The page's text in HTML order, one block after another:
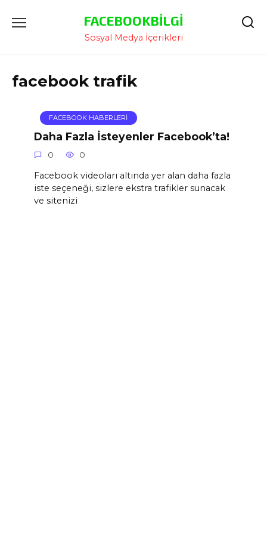
Atla
FACEBOOKBILGI
Sosyal Medya İçerikleri
facebook trafik
FACEBOOK HABERLERI
Daha Fazla İsteyenler Facebook’ta!
0 0
Facebook videoları altında yer alan daha fazla
iste seçeneği, sizlere ekstra trafikler sunacak
ve sitenizi